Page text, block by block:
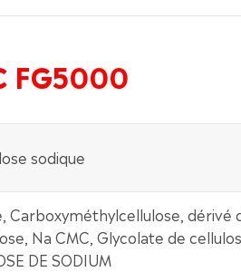
FG5000
sodique
Carboxyméthylcellulose, dérivé
Na CMC, Glycolate de
DE SODIUM